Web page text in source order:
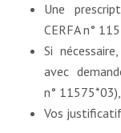
Une
CERFA n°
Si
avec
n° 11575*03),
Vos